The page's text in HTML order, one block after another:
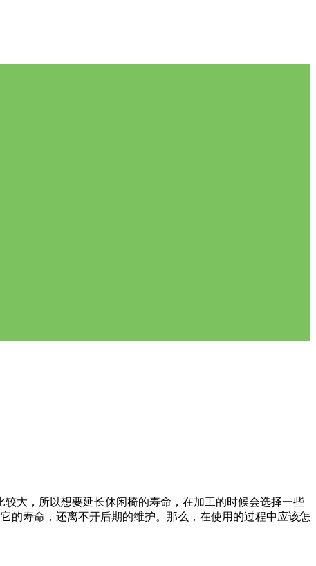
大，所以想要延长休闲椅的寿命，在加工的时候会选择一些
的寿命，还离不开后期的维护。那么，在使用的过程中应该怎